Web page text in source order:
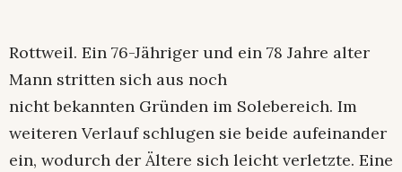
Rottweil. Ein 76-Jähriger und ein 78 Jahre alter
Mann stritten sich aus noch
nicht bekannten Gründen im Solebereich. Im
weiteren Verlauf schlugen sie beide aufeinander
ein, wodurch der Ältere sich leicht verletzte. Eine